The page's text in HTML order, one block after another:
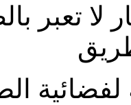
لا تعبر